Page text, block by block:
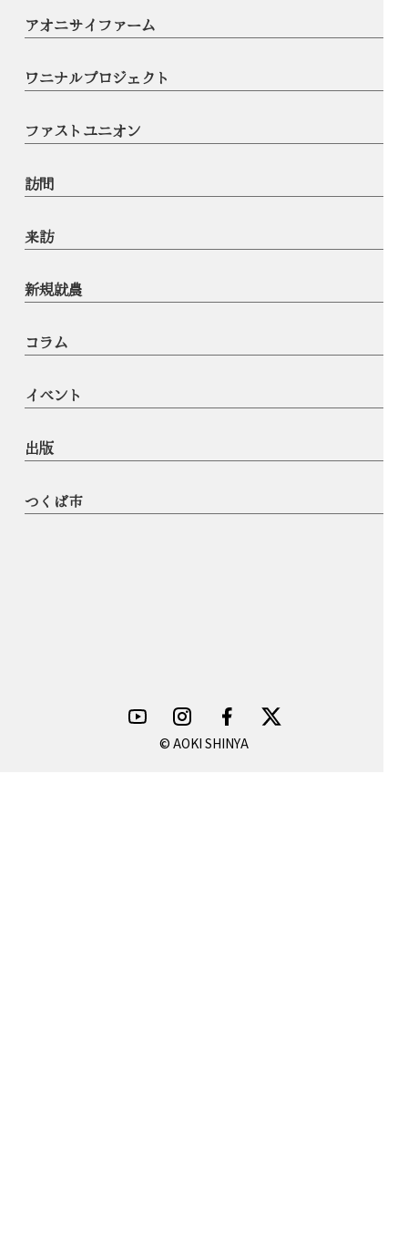
アオニサイファーム
ワニナルプロジェクト
ファストユニオン
訪問
来訪
新規就農
コラム
イベント
出版
つくば市
© AOKI SHINYA